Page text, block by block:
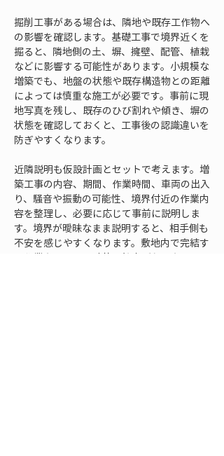
掘削工事がある場合は、隣地や既存工作物へ
の影響を確認します。基礎工事で境界近くを
掘ると、隣地側の土、塀、擁壁、配管、植栽
などに影響する可能性があります。小規模な
増築でも、地盤の状態や既存構造物との距離
によっては慎重な施工が必要です。事前に現
地写真を残し、既存のひび割れや傾き、塀の
状態を確認しておくと、工事後の認識違いを
防ぎやすくなります。
近隣説明も仮設計画とセットで考えます。増
築工事の内容、期間、作業時間、車両の出入
り、騒音や振動の可能性、境界付近の作業内
容を整理し、必要に応じて事前に説明しま
す。境界が曖昧なまま説明すると、相手側も
不安を感じやすくなります。敷地内で完結す
る作業なのか、一時的に協力が必要なのか、